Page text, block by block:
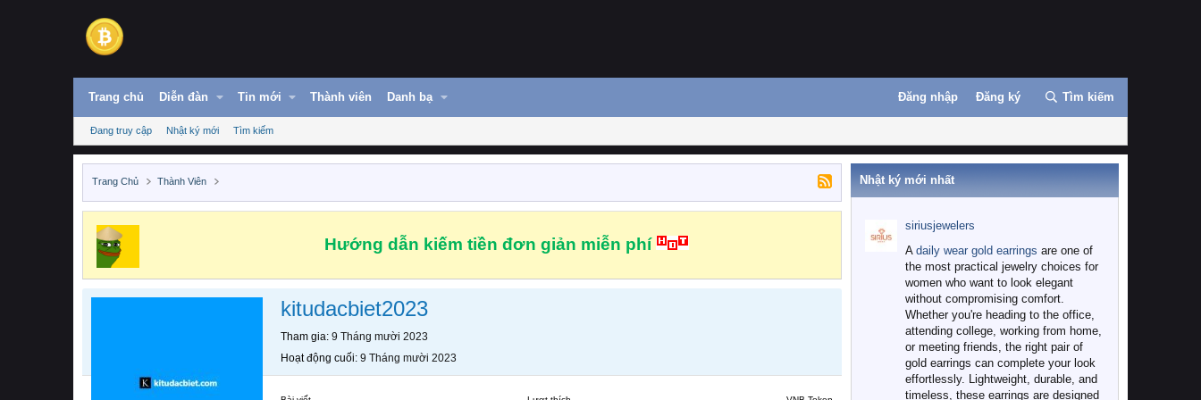
Trang chủ Diễn đàn Tin mới Thành viên Danh bạ Đăng nhập Đăng ký Tìm kiếm
Đang truy cập Nhật ký mới Tìm kiếm
Trang Chủ Thành Viên
Hướng dẫn kiếm tiền đơn giản miễn phí
kitudacbiet2023
Tham gia 9 Tháng mười 2023
Hoạt động cuối 9 Tháng mười 2023
Nhật ký mới nhất
siriusjewelers
A daily wear gold earrings are one of
the most practical jewelry choices for
women who want to look elegant
without compromising comfort.
Whether you're heading to the office,
attending college, working from home,
or meeting friends, the right pair of
gold earrings can complete your look
effortlessly. Lightweight, durable, and
timeless, these earrings are designed